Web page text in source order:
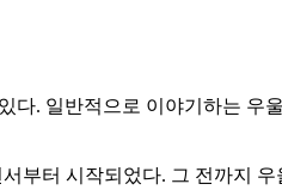
. 일반적으로 이야기하는 우
부터 시작되었다. 그 전까지